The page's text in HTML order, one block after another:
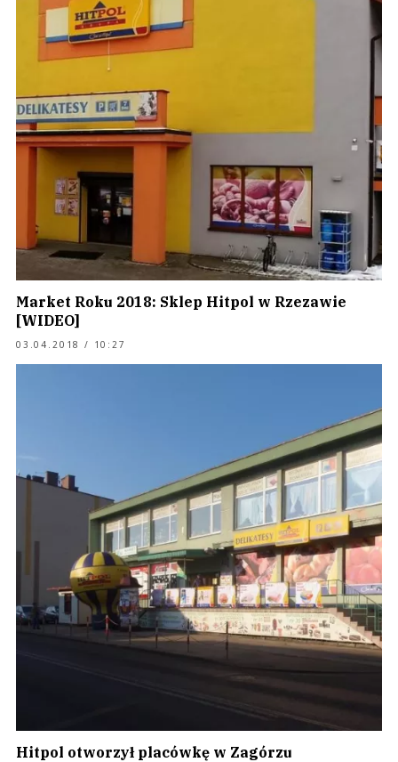
Market Roku 2018: Sklep Hitpol w Rzezawie
[WIDEO]
03.04.2018 / 10:27
Hitpol otworzył placówkę w Zagórzu